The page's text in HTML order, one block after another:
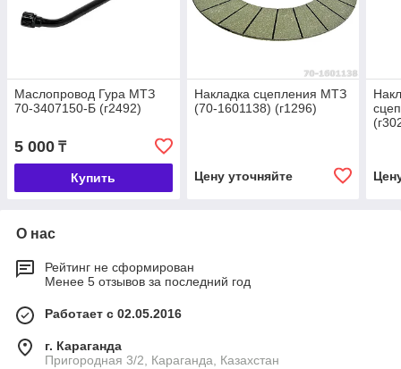
Маслопровод Гура МТЗ
70-3407150-Б (г2492)
5 000 ₸
Купить
Накладка сцепления МТЗ
(70-1601138) (г1296)
Цену уточняйте
О нас
Рейтинг не сформирован
Менее 5 отзывов за последний год
Работает с 02.05.2016
г. Караганда
Пригородная 3/2, Караганда, Казахстан